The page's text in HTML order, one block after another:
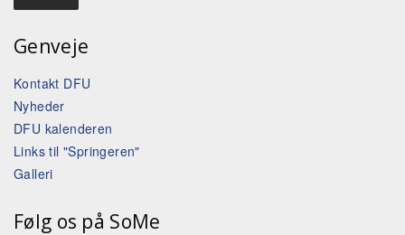
Genveje
Kontakt DFU
Nyheder
DFU kalenderen
Links til "Springeren"
Galleri
Følg os på SoMe